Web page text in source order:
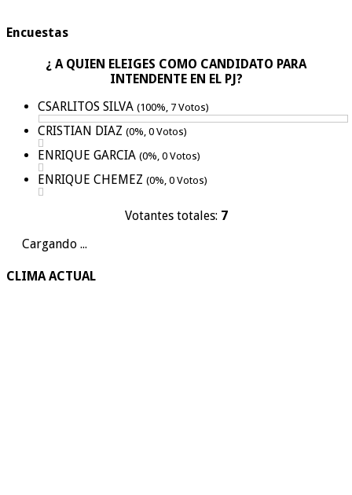
Encuestas
¿ A QUIEN ELEIGES COMO CANDIDATO PARA
INTENDENTE EN EL PJ?
CSARLITOS SILVA (100%, 7 Votos)
CRISTIAN DIAZ (0%, 0 Votos)
ENRIQUE GARCIA (0%, 0 Votos)
ENRIQUE CHEMEZ (0%, 0 Votos)
Votantes totales: 7
Cargando ...
CLIMA ACTUAL